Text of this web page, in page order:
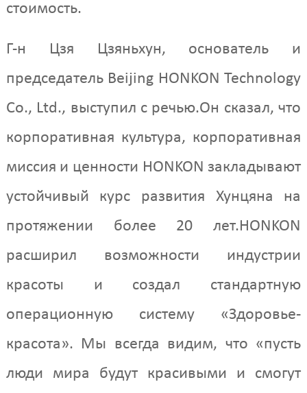
стоимость.
Г-н Цзя Цзяньхун, основатель и
председатель Beijing HONKON Technology
Co., Ltd., выступил с речью.Он сказал, что
корпоративная культура, корпоративная
миссия и ценности HONKON закладывают
устойчивый курс развития Хунцяна на
протяжении более 20 лет.HONKON
расширил возможности индустрии
красоты и создал стандартную
операционную систему «Здоровье-
красота». Мы всегда видим, что «пусть
люди мира будут красивыми и смогут